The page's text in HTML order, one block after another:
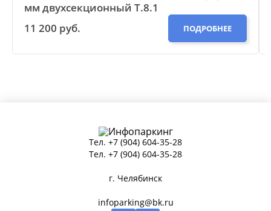
мм двухсекционный Т.8.1
11 200 руб.
ПОДРОБНЕЕ
Тел. +7 (904) 604-35-28
Тел. +7 (904) 604-35-28
г. Челябинск
infoparking@bk.ru